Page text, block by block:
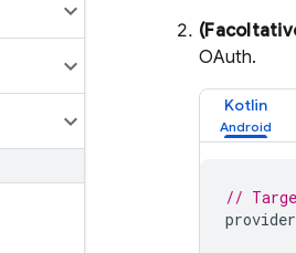
OAuth.
Kotlin
//
provider